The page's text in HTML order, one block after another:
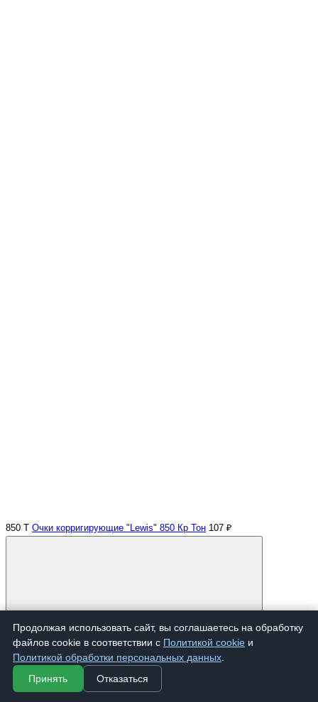
850 Т Очки корригирующие "Lewis" 850 Кр Тон 107 ₽
Купить
Продолжая использовать сайт, вы соглашаетесь на обработку
файлов cookie в соответствии с Политикой cookie и
Политикой обработки персональных данных
Принять
Отказаться